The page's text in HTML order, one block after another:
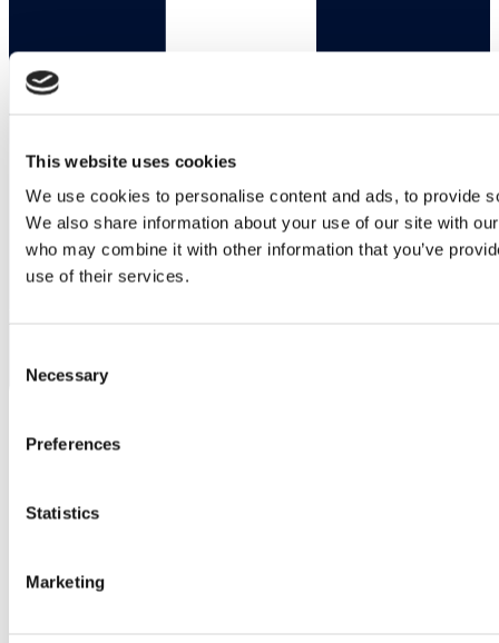
This website uses cookies
We use cookies to personalise content and ads, to provide
We also share information about your use of our site with
who may combine it with other information that you’ve
use of their services.
Selection
Necessary
Preferences
Statistics
Marketing